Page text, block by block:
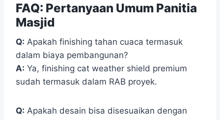
FAQ: Pertanyaan Umum Panitia
Masjid
Q: Apakah finishing tahan cuaca termasuk
dalam biaya pembangunan?
A: Ya, finishing cat weather shield premium
sudah termasuk dalam RAB proyek.
Q: Apakah desain bisa disesuaikan dengan